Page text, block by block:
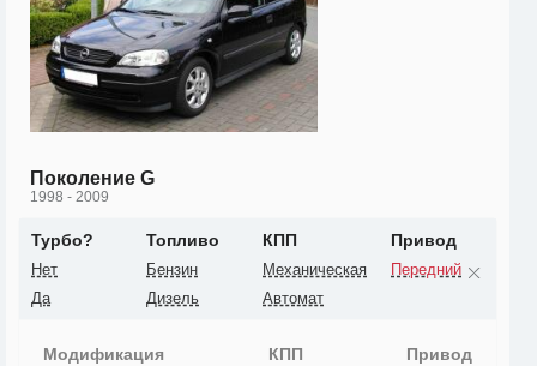
Поколение G
1998 - 2009
Турбо?
Нет
Да
Топливо
Бензин
Дизель
КПП
Механическая
Автомат
Привод
Передний
Модификация КПП Привод